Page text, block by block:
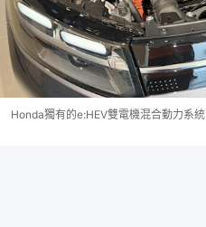
Honda獨有的e:HEV雙電機混合動力系統